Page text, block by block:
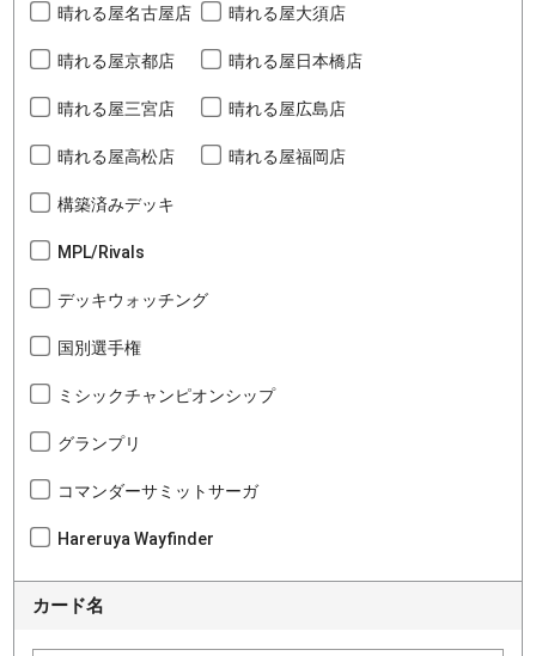
晴れる屋名古屋店 晴れる屋大須店
晴れる屋京都店 晴れる屋日本橋店
晴れる屋三宮店 晴れる屋広島店
晴れる屋高松店 晴れる屋福岡店
構築済みデッキ
MPL/Rivals
デッキウォッチング
国別選手権
ミシックチャンピオンシップ
グランプリ
コマンダーサミットサーガ
Hareruya Wayfinder
カード名